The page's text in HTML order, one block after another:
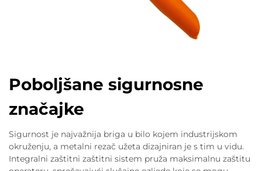
Poboljšane sigurnosne
značajke
Sigurnost je najvažnija briga u bilo kojem industrijskom
okruženju, a metalni rezač užeta dizajniran je s tim u vidu.
Integralni zaštitni zaštitni sistem pruža maksimalnu zaštitu